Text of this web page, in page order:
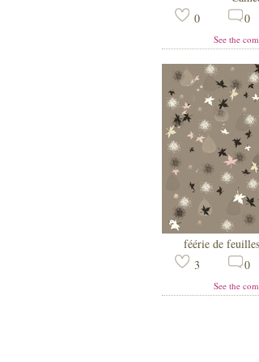
0
0
See the
féérie de
3
0
See the